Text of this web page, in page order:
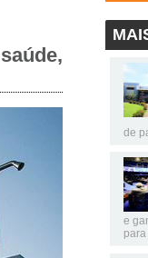
de
e
para